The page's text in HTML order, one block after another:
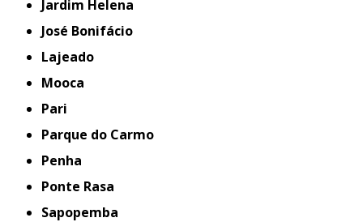
Jardim Helena
José Bonifácio
Lajeado
Mooca
Pari
Parque do Carmo
Penha
Ponte Rasa
Sapopemba